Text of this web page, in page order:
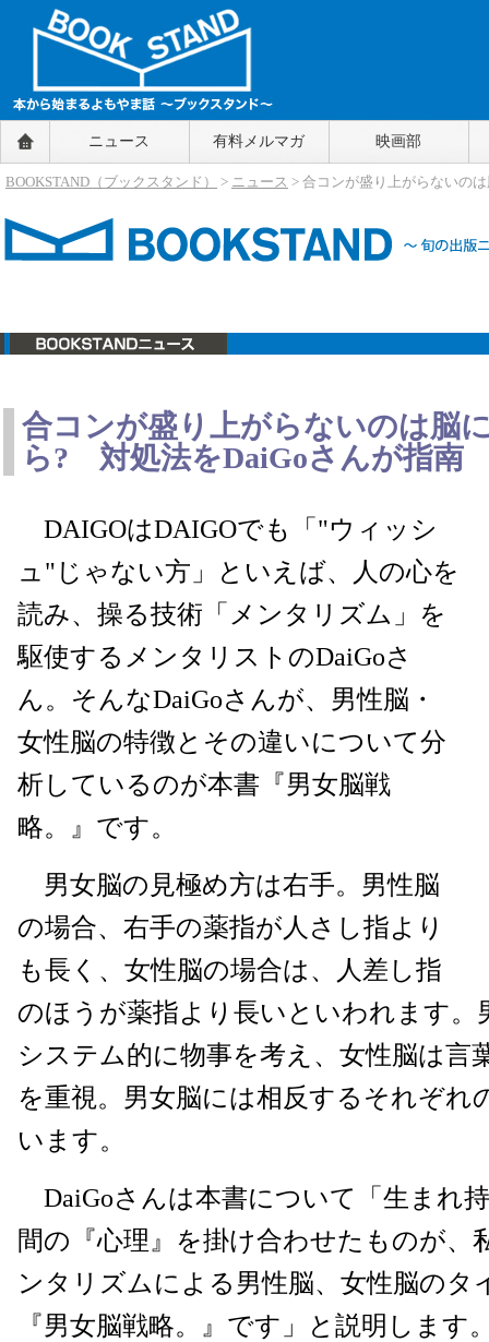
BOOKSTAND（ブックスタンド）
～本から始まるよもやま話～
BOOKSTAND（ブ
ニュース 有料メルマガ 映画部
BOOKSTAND（ブックスタンド） > ニュース > 合コンが盛り上がらないの
合コンが盛り上がらないのは脳
ら? 対処法をDaiGoさんが指南
DAIGOはDAIGOでも「"ウィッシ
ュ"じゃない方」といえば、人の心を
読み、操る技術「メンタリズム」を
駆使するメンタリストのDaiGoさ
ん。そんなDaiGoさんが、男性脳・
女性脳の特徴とその違いについて分
析しているのが本書『男女脳戦
略。』です。
男女脳の見極め方は右手。男性脳
の場合、右手の薬指が人さし指より
も長く、女性脳の場合は、人差し指
のほうが薬指より長いといわれます。
システム的に物事を考え、女性脳は言
を重視。男女脳には相反するそれぞれ
います。
DaiGoさんは本書について「生まれ
間の『心理』を掛け合わせたものが、
ンタリズムによる男性脳、女性脳のタ
『男女脳戦略。』です」と説明します